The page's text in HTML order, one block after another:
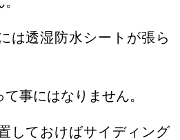
は透湿防水シートが張ら
事にはなりません。
しておけばサイディング